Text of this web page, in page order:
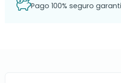
Pago 100% seguro